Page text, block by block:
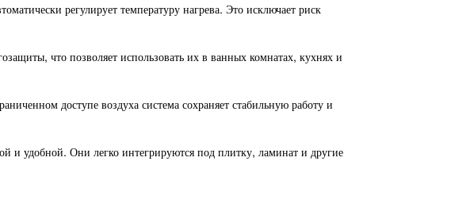
регулирует температуру нагрева. Это исключает риск
что позволяет использовать их в ванных комнатах, кухнях и
доступе воздуха система сохраняет стабильную работу и
и удобной. Они легко интегрируются под плитку, ламинат и другие